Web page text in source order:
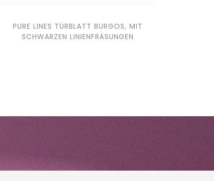
PURE LINES TÜRBLATT BURGOS, MIT
SCHWARZEN LINIENFRÄSUNGEN